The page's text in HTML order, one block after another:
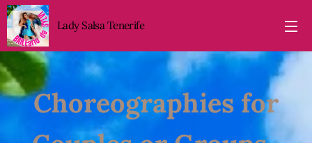
Lady Salsa Tenerife
Choreographies for